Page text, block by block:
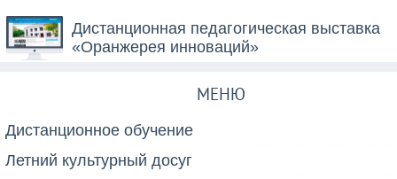
Дистанционная педагогическая выставка
«Оранжерея инноваций»
МЕНЮ
Дистанционное обучение
Летний культурный досуг